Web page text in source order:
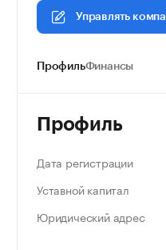
Управлять
ПрофильФинансы
Профиль
Дата регистрации
Уставной капитал
Юридический адрес